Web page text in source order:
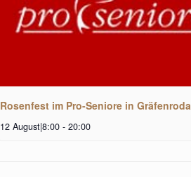
Rosenfest im Pro-Seniore in Gräfenroda
12 August|8:00 - 20:00